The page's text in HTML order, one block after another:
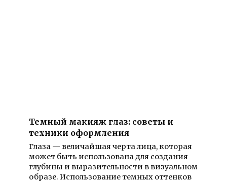
Темный макияж глаз: советы и
техники оформления
Глаза — величайшая черта лица, которая
может быть использована для создания
глубины и выразительности в визуальном
образе. Использование темных оттенков